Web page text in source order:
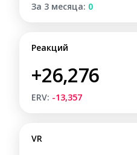
За 3 месяца: 0
Реакций
+26,276
ERV: -13,357
VR